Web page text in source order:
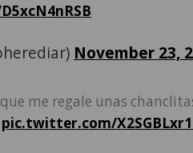
November 23,
que me regale unas
pic.twitter.com/